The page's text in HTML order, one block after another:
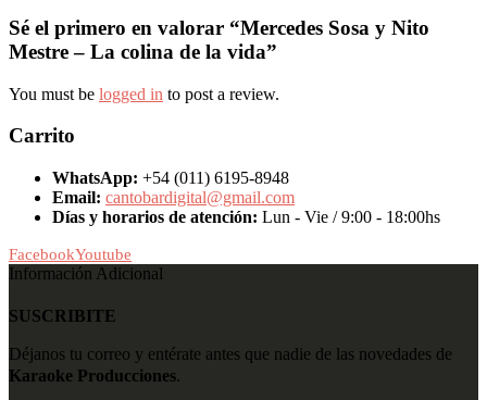
Sé el primero en valorar “Mercedes Sosa y Nito
Mestre – La colina de la vida”
You must be logged in to post a review.
Carrito
WhatsApp: +54 (011) 6195-8948
Email: cantobardigital@gmail.com
Días y horarios de atención: Lun - Vie / 9:00 - 18:00hs
FacebookYoutube
Información Adicional
SUSCRIBITE
Déjanos tu correo y entérate antes que nadie de las novedades de
Karaoke Producciones.